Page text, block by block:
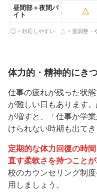
昼間部＋夜間バ
イト
△
◯ = 対応しやすい △ = 要調整・
体力的・精神的にき
仕事の疲れが残った状
が難しい日もあります
が増すと、「仕事か学
けられない時期も出てき
定期的な体力回復の時
直す柔軟さを持つこと
校のカウンセリング制
用しましょう。